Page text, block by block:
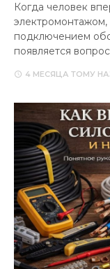
Когда человек
электромонтажом,
подключением
появляется
4 МЕСЯЦА ТОМУ